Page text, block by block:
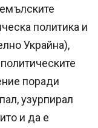
политика и
Украйна),
поради
узурпирал
и да е